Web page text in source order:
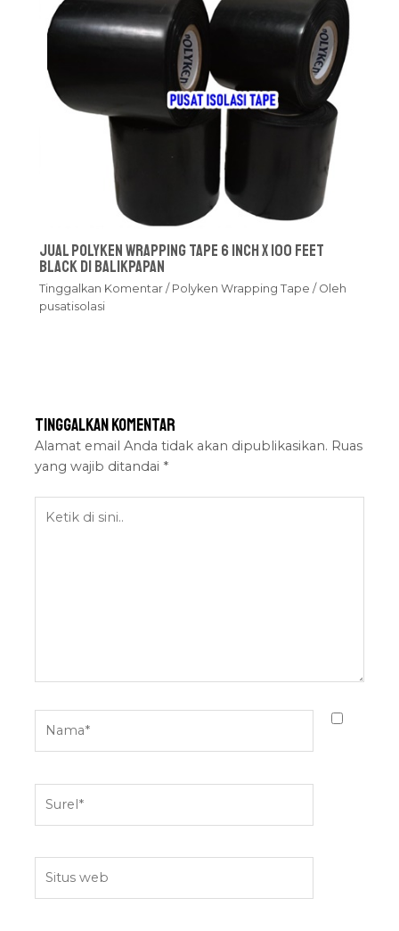
Jual Polyken Wrapping Tape 6 Inch x 100 Feet
Black Di Balikpapan
Tinggalkan Komentar / Polyken Wrapping Tape / Oleh
pusatisolasi
Tinggalkan Komentar
Alamat email Anda tidak akan dipublikasikan. Ruas
yang wajib ditandai *
web